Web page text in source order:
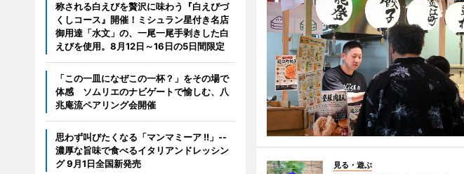
見る・遊ぶ
称される白えびを贅沢に味わう『白えびづ
くしコース』開催！ミシュラン星付き名店
御用達「水文」の、一尾一尾手剥きした白
えびを使用。8月12日～16日の5日間限定
「この一皿になぜこの一杯？」をその場で
体感 ソムリエのナビゲートで愉しむ、八
兆庵流ペアリング会開催
思わず叫びたくなる「マンマミーア !!」--
濃厚な旨味で食べるイタリアンドレッシン
グ 9月1日全国新発売